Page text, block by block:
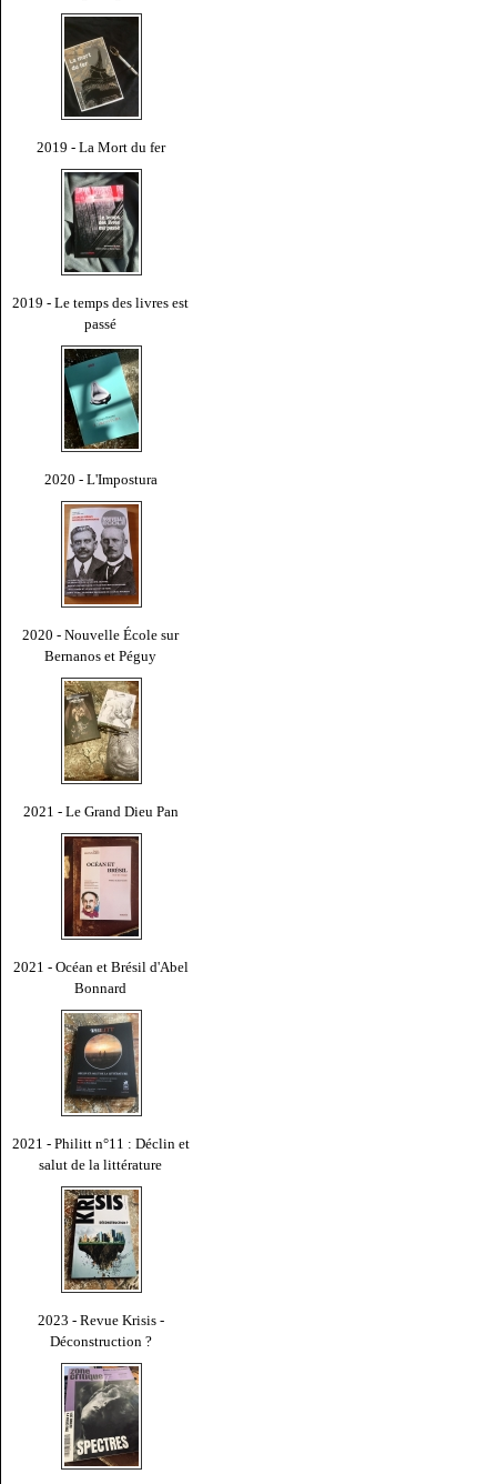
2019 - La Mort du fer
2019 - Le temps des livres est
passé
2020 - L'Impostura
2020 - Nouvelle École sur
Bernanos et Péguy
2021 - Le Grand Dieu Pan
2021 - Océan et Brésil d'Abel
Bonnard
2021 - Philitt n°11 : Déclin et
salut de la littérature
2023 - Revue Krisis -
Déconstruction ?